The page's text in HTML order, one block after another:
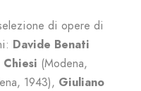
di opere di
Davide Benati
(Modena,
1943), Giuliano